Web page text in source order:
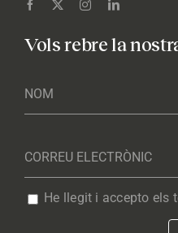
Vols rebre la
He llegit i accepto els